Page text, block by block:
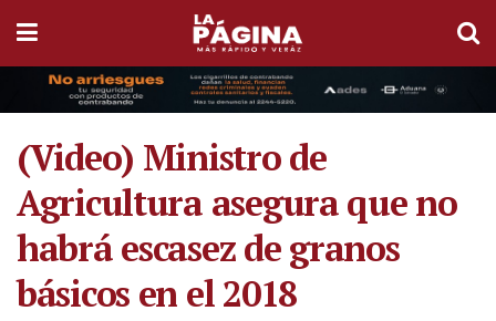
(Video) Ministro de
Agricultura asegura que no
habrá escasez de granos
básicos en el 2018